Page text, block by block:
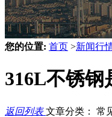
您的位置: 首页 >新闻行
316L不锈钢
返回列表文章分类： 常